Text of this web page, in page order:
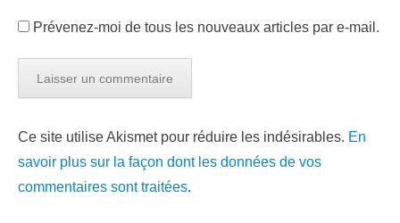
Prévenez-moi de tous les nouveaux articles par e-mail.
Ce site utilise Akismet pour réduire les indésirables. En
savoir plus sur la façon dont les données de vos
commentaires sont traitées.